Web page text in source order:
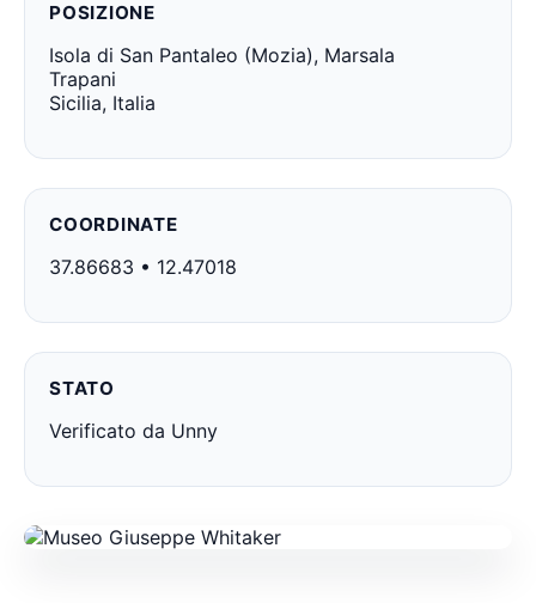
POSIZIONE
Isola di San Pantaleo (Mozia), Marsala
Trapani
Sicilia, Italia
COORDINATE
37.86683 • 12.47018
STATO
Verificato da Unny